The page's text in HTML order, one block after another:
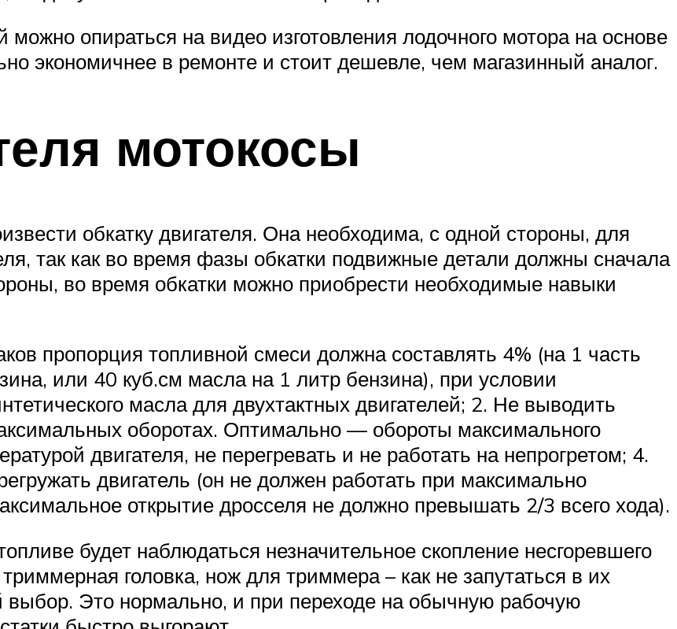
опираться на видео изготовления лодочного мотора на основе
экономичнее в ремонте и стоит дешевле, чем магазинный аналог.
мотокосы
обкатку двигателя. Она необходима, с одной стороны, для
так как во время фазы обкатки подвижные детали должны сначала
во время обкатки можно приобрести необходимые навыки
пропорция топливной смеси должна составлять 4% (на 1 часть
или 40 куб.см масла на 1 литр бензина), при условии
масла для двухтактных двигателей; 2. Не выводить
оборотах. Оптимально — обороты максимального
двигателя, не перегревать и не работать на непрогретом; 4.
двигатель (он не должен работать при максимально
открытие дросселя не должно превышать 2/3 всего хода).
будет наблюдаться незначительное скопление несгоревшего
головка, нож для триммера – как не запутаться в их
выбор. Это нормально, и при переходе на обычную рабочую